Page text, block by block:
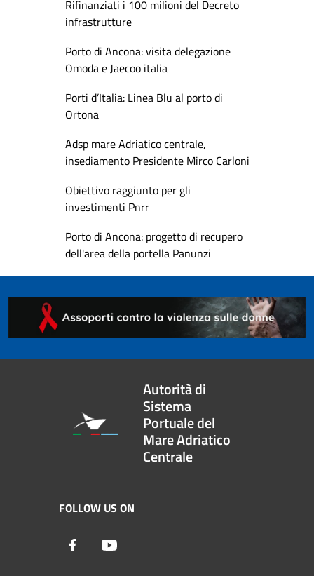
Rifinanziati i 100 milioni del Decreto
infrastrutture
Porto di Ancona: visita delegazione
Omoda e Jaecoo italia
Porti d’Italia: Linea Blu al porto di
Ortona
Adsp mare Adriatico centrale,
insediamento Presidente Mirco Carloni
Obiettivo raggiunto per gli
investimenti Pnrr
Porto di Ancona: progetto di recupero
dell'area della portella Panunzi
Autorità di
Sistema
Portuale del
Mare Adriatico
Centrale
FOLLOW US ON
Facebook